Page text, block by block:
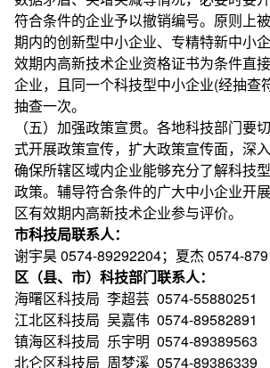
符合条件的企业予以撤销编号。原则上
期内的创新型中小企业、专精特新中小
效期内高新技术企业资格证书为条件直
企业，且同一个科技型中小企业(经抽查
抽查一次。
（五）加强政策宣贯。各地科技部门要
式开展政策宣传，扩大政策宣传面，深
确保所辖区域内企业能够充分了解科技
政策。辅导符合条件的广大中小企业开
区有效期内高新技术企业参与评价。
市科技局联系人：
谢宇昊 0574-89292204；夏杰 0574-
区（县、市）科技部门联系人：
海曙区科技局 李超芸 0574-55880251
江北区科技局 吴嘉伟 0574-89582891
镇海区科技局 乐宇明 0574-89389563
北仑区科技局 周梦溪 0574-89386339